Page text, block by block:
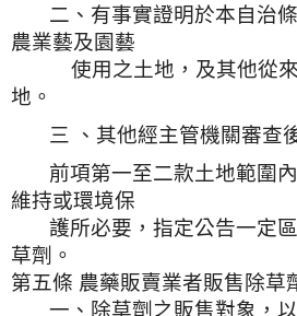
二、有事實證明於本自治
農業藝及園藝
使用之土地，及其他從
地。
三 、其他經主管機關審查
前項第一至二款土地範圍內
維持或環境保
護所必要，指定公告一定
草劑。
第五條 農藥販賣業者販售除草
一、除草劑之販售對象，